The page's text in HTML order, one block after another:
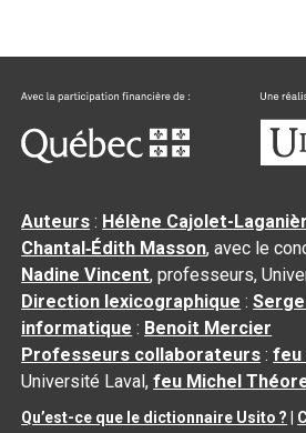
Auteurs : Hélène Cajolet-
Chantal‑Édith Masson, avec le
Nadine Vincent, professeurs,
Direction lexicographique :Serge
informatique : Benoit Mercier
Professeurs collaborateurs :feu
Université Laval,feu Michel
Qu’est-ce que le dictionnaire Usito ?